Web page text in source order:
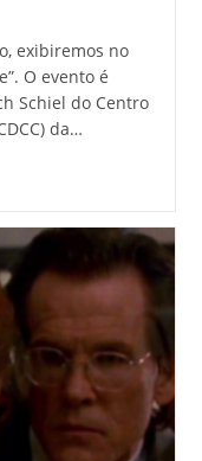
exibiremos no
O evento é
Schiel do Centro
da…